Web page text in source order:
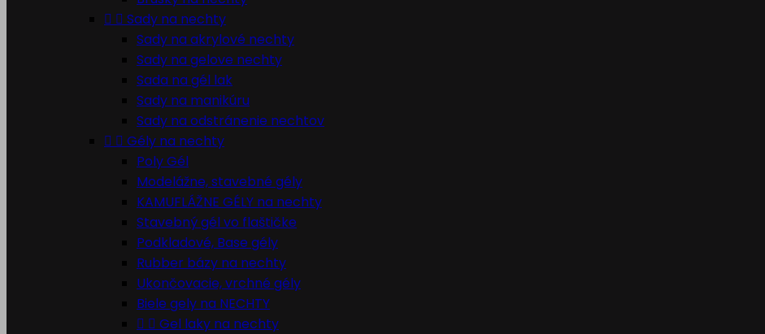
  Sady na nechty
Sady na akrylové nechty
Sady na gelove nechty
Sada na gél lak
Sady na manikúru
Sady na odstránenie nechtov
  Gély na nechty
Poly Gél
Modelážne, stavebné gély
KAMUFLÁŽNE GÉLY na nechty
Stavebný gél vo flaštičke
Podkladové, Base gély
Rubber bázy na nechty
Ukončovacie, vrchné gély
Biele gely na NECHTY
  Gel laky na nechty